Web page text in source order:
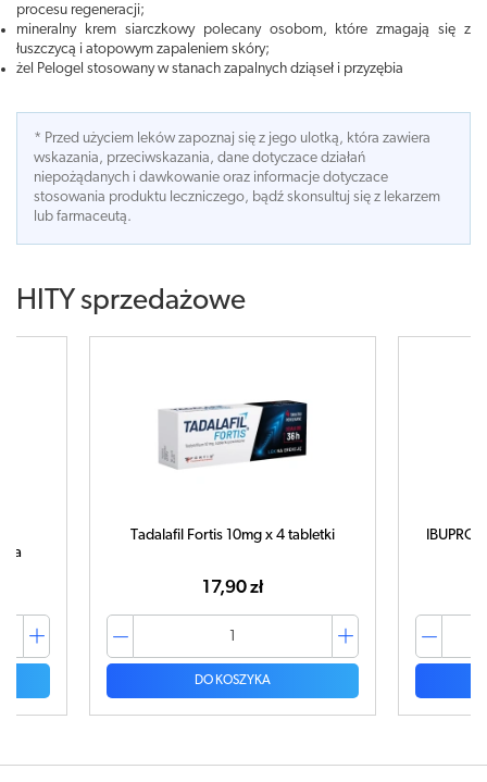
procesu regeneracji;
mineralny krem siarczkowy polecany osobom, które zmagają się z
łuszczycą i atopowym zapaleniem skóry;
żel Pelogel stosowany w stanach zapalnych dziąseł i przyzębia
* Przed użyciem leków zapoznaj się z jego ulotką, która zawiera
wskazania, przeciwskazania, dane dotyczace działań
niepożądanych i dawkowanie oraz informacje dotyczace
stosowania produktu leczniczego, bądź skonsultuj się z lekarzem
lub farmaceutą.
HITY sprzedażowe
IBUPROM MAX Sprint x 40 kapsułek
42,99 zł
DO KOSZYKA